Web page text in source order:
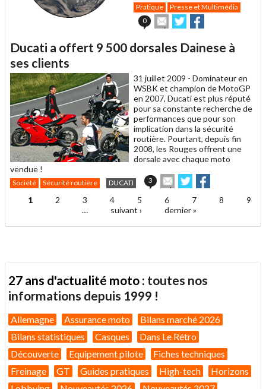
Pratique
Presse et Multimédia
0
Envoyer
cet
à
Partager
sur sur
Ducati a offert 9 500 dorsales Dainese à
ses clients
31 juillet 2009 - Dominateur en
WSBK et champion de MotoGP
en 2007, Ducati est plus réputé
pour sa constante recherche de
performances que pour son
implication dans la sécurité
routière. Pourtant, depuis fin
2008, les Rouges offrent une
dorsale avec chaque moto
vendue !
Société Sécurité routière DUCATI 3
Envoyer
cet
article
ami
Partager
sur
Twitter
sur
Facebook
Pages
1 2 3 4 5 6 7 8
9
…
suivant › dernier »
27 ans d'actualité moto : toutes nos
informations depuis 1999 !
Allemagne Assurance moto
Bilans marché 2026
Bilans statistiques
Casques
Dans Le Rétro
Découverte
Equipement pilote
Fiches techniques
Freinage
GT Guides pratiques High-tech
Horizons